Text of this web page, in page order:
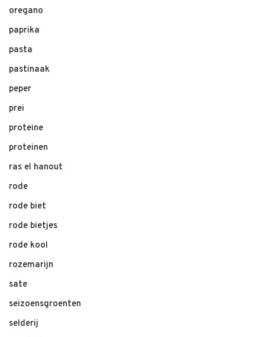
oregano
paprika
pasta
pastinaak
peper
prei
proteine
proteinen
ras el hanout
rode
rode biet
rode bietjes
rode kool
rozemarijn
sate
seizoensgroenten
selderij